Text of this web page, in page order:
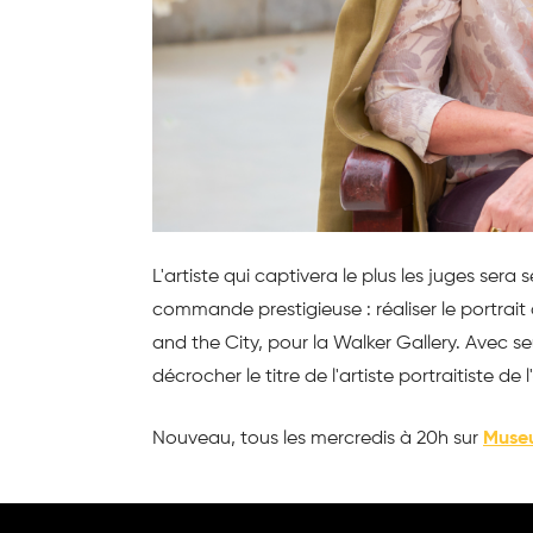
L'artiste qui captivera le plus les juges
commande prestigieuse : réaliser le
and the City, pour la Walker Gallery. Avec
décrocher le titre de l'artiste portraitiste de
Nouveau, tous les mercredis à 20h sur